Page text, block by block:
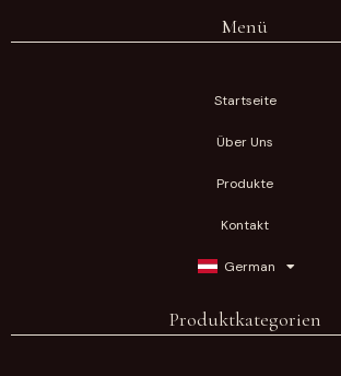
Menü
Startseite
Über Uns
Produkte
Kontakt
German
Produktkategorien